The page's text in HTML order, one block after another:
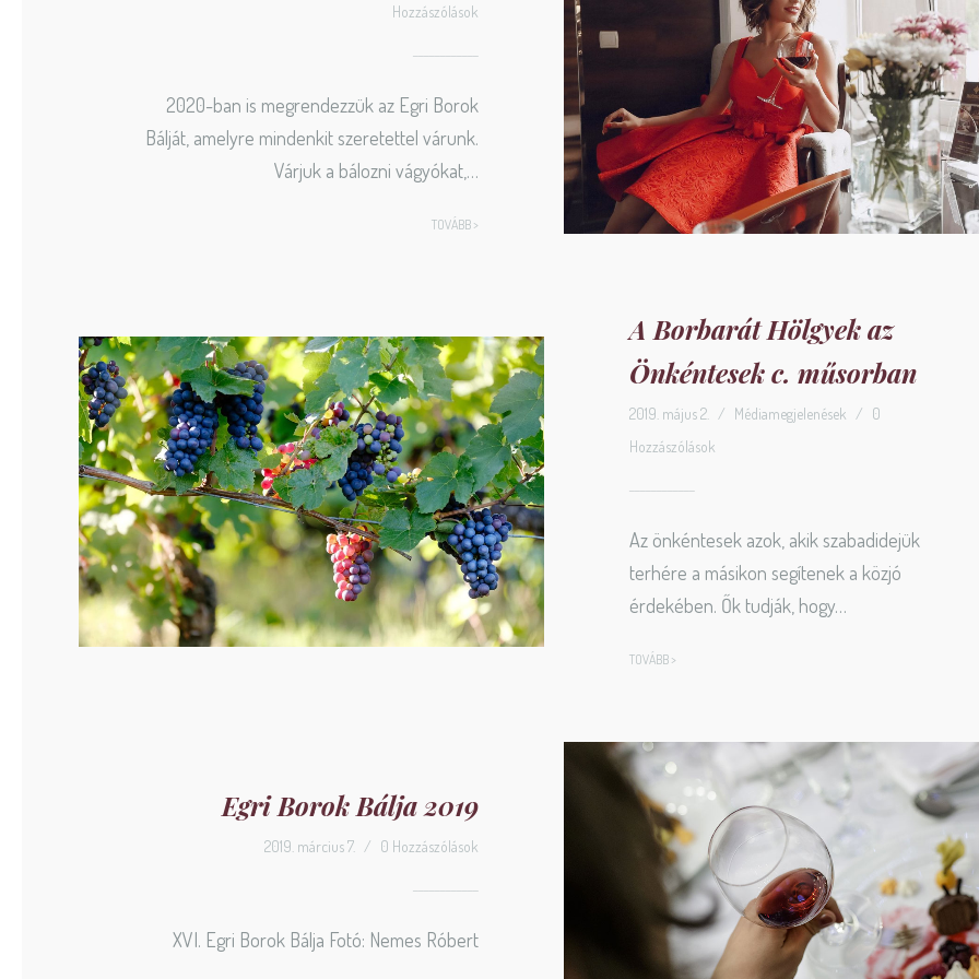
Hozzászólások
2020-ban is megrendezzük az Egri Borok
Bálját, amelyre mindenkit szeretettel várunk.
Várjuk a bálozni vágyókat,…
TOVÁBB >
A Borbarát Hölgyek az
Önkéntesek c. műsorban
2019. május 2. / Médiamegjelenések / 0
Hozzászólások
Az önkéntesek azok, akik szabadidejük
terhére a másikon segítenek a közjó
érdekében. Ők tudják, hogy…
TOVÁBB >
Egri Borok Bálja 2019
2019. március 7. / 0 Hozzászólások
XVI. Egri Borok Bálja Fotó: Nemes Róbert